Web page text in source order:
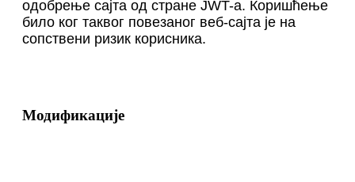
одобрење сајта од стране JWT-а. Коришћење
било ког таквог повезаног веб-сајта је на
сопствени ризик корисника.
Модификације